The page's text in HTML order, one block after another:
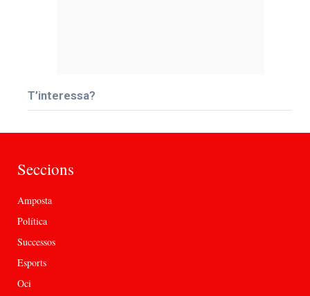
T’interessa?
Seccions
Amposta
Política
Successos
Esports
Oci